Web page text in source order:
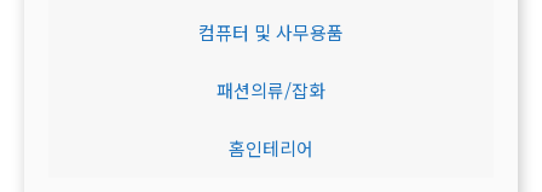
컴퓨터 및 사무용품
패션의류/잡화
홈인테리어